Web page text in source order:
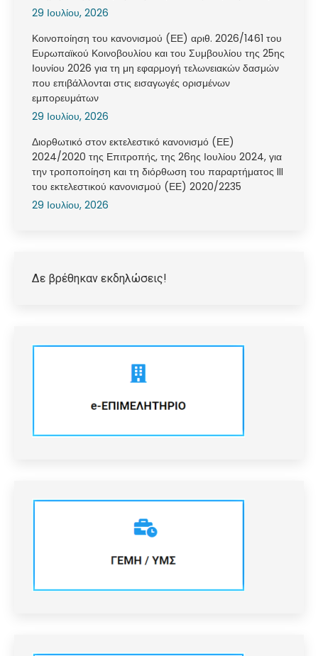
29 Ιουλίου, 2026
Κοινοποίηση του κανονισμού (ΕΕ) αριθ. 2026/1461 του
Ευρωπαϊκού Κοινοβουλίου και του Συμβουλίου της 25ης
Ιουνίου 2026 για τη μη εφαρμογή τελωνειακών δασμών
που επιβάλλονται στις εισαγωγές ορισμένων
εμπορευμάτων
29 Ιουλίου, 2026
Διορθωτικό στον εκτελεστικό κανονισμό (ΕΕ)
2024/2020 της Επιτροπής, της 26ης Ιουλίου 2024, για
την τροποποίηση και τη διόρθωση του παραρτήματος III
του εκτελεστικού κανονισμού (ΕΕ) 2020/2235
29 Ιουλίου, 2026
Δε βρέθηκαν εκδηλώσεις!